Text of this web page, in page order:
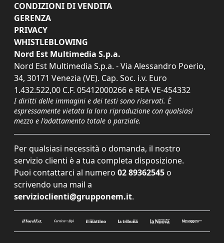
CONDIZIONI DI VENDITA
GERENZA
PRIVACY
WHISTLEBLOWING
Nord Est Multimedia S.p.a.
Nord Est Multimedia S.p.a. - Via Alessandro Poerio,
34, 30171 Venezia (VE). Cap. Soc. i.v. Euro
1.432.522,00 C.F. 05412000266 e REA VE-454332
I diritti delle immagini e dei testi sono riservati. È
espressamente vietata la loro riproduzione con qualsiasi
mezzo e l'adattamento totale o parziale.
Per qualsiasi necessità o domanda, il nostro
servizio clienti è a tua completa disposizione.
Puoi contattarci al numero 02 89362545 o
scrivendo una mail a
servizioclienti@grupponem.it.